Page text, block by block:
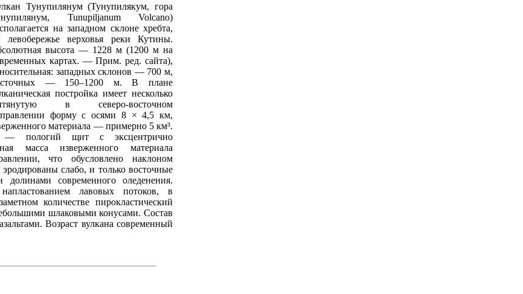
Тунупилянум (Тунупилякум, гора
Tunupiljanum Volcano)
на западном склоне хребта,
левобережье верховья реки Кутины.
высота — 1228 м (1200 м на
картах. — Прим. ред. сайта),
западных склонов — 700 м,
— 150–1200 м. В плане
постройка имеет несколько
в северо-восточном
форму с осями 8 × 4,5 км,
материала — примерно 5 км³.
— пологий щит с эксцентрично
масса изверженного материала
что обусловлено наклоном
слабо, и только восточные
долинами современного оледенения.
лавовых потоков, в
количестве пирокластический
шлаковыми конусами. Состав
Возраст вулкана современный